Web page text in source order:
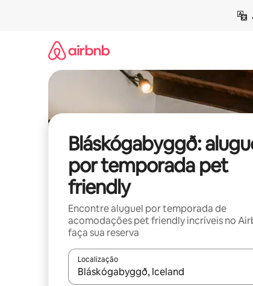
Bláskógabyggð:
por temporada pet
friendly
Encontre aluguel por temporada de
acomodações pet friendly incríveis no
faça sua reserva
Localização
Quando os resultados estiverem